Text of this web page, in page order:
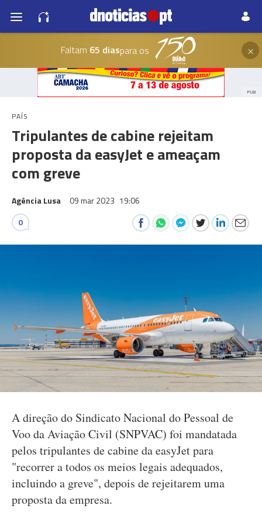
Faltam 65 diaspara os ×
PUB
PAÍS
Tripulantes de cabine rejeitam
proposta da easyJet e ameaçam
com greve
Agência Lusa 09 mar 2023 19:06
0
A direção do Sindicato Nacional do Pessoal de
Voo da Aviação Civil (SNPVAC) foi mandatada
pelos tripulantes de cabine da easyJet para
"recorrer a todos os meios legais adequados,
incluindo a greve", depois de rejeitarem uma
proposta da empresa.